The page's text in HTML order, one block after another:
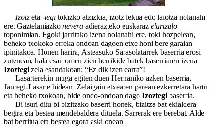
Izotz eta -tegi tokizko atzizkia, izotz lekua edo laiotza nolanahi
ere. Gaztelaniazko nevera adierazteko euskaraz elurtzulo
toponimian. Egoki jarritako izena nolanahi ere, toki hozpelean,
beheko txokoko erreka ondoan dagoen etxe honi bere garaian
ipinitakoa. Honen harira, Asteasuko Sarasolatarrek baserria erosi
zutenean, hala esan omen zien herrikide batek baserriaren izena
Izoztegi zela esandakoan: “Ez dik izen earra”!
Lasarterekin muga egiten duen Hernaniko azken baserria,
Jauregi-Lasarte bidean, Zelaigain etxearen parean ezkerretara hartu
eta beheko txokoan, bide ondo-ondoan dago Izoztegi baserria.
Bi isuri ditu bi bizitzako baserri honek, bizitza bat ekialdera
begira eta bestea mendebaldera dituela. Sarrerak ere berebat. Alde
bat berritua eta bestea egora aski onean.